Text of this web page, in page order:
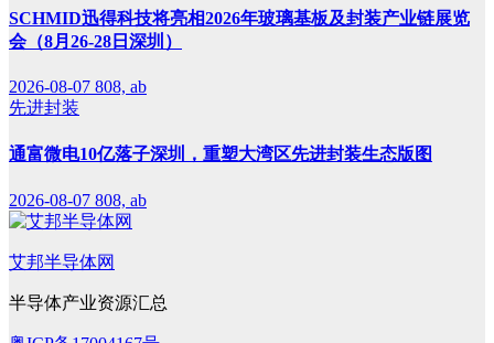
SCHMID迅得科技将亮相2026年玻璃基板及封装产业链展览
会（8月26-28日深圳）
2026-08-07 808, ab
先进封装
通富微电10亿落子深圳，重塑大湾区先进封装生态版图
2026-08-07 808, ab
艾邦半导体网
半导体产业资源汇总